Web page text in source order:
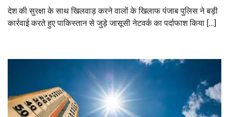
देश की सुरक्षा के साथ खिलवाड़ करने वालों के खिलाफ पंजाब पुलिस ने बड़ी
कार्रवाई करते हुए पाकिस्तान से जुड़े जासूसी नेटवर्क का पर्दाफाश किया […]